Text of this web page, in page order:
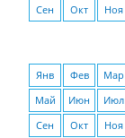
Сен
Окт Ноя
Янв Фев Мар
Май
Июн Июл
Сен
Окт Ноя